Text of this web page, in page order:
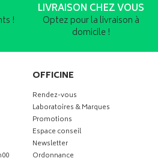
!
LIVRAISON CHEZ VOUS
Optez pour la livraison à
domicile !
OFFICINE
Rendez-vous
Laboratoires & Marques
Promotions
Espace conseil
Newsletter
Ordonnance